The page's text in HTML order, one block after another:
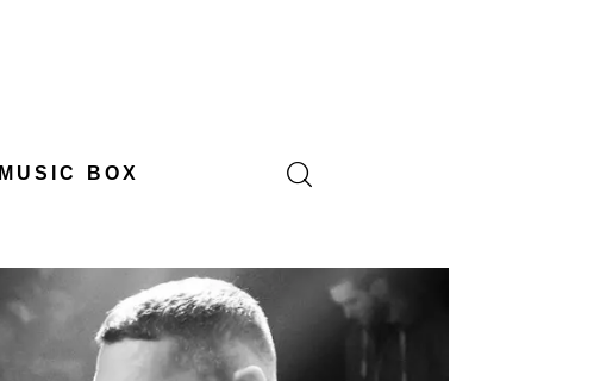
MUSIC BOX